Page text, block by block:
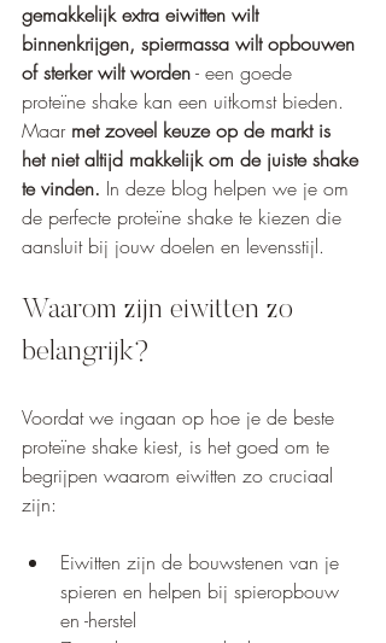
gemakkelijk extra eiwitten wilt
binnenkrijgen, spiermassa wilt opbouwen
of sterker wilt worden - een goede
proteïne shake kan een uitkomst bieden.
Maar met zoveel keuze op de markt is
het niet altijd makkelijk om de juiste shake
te vinden. In deze blog helpen we je om
de perfecte proteïne shake te kiezen die
aansluit bij jouw doelen en levensstijl.
Waarom zijn eiwitten zo
belangrijk?
Voordat we ingaan op hoe je de beste
proteïne shake kiest, is het goed om te
begrijpen waarom eiwitten zo cruciaal
zijn:
Eiwitten zijn de bouwstenen van je
spieren en helpen bij spieropbouw
en -herstel